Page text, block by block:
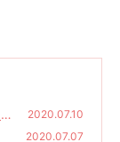
2020.07.10
2020.07.07